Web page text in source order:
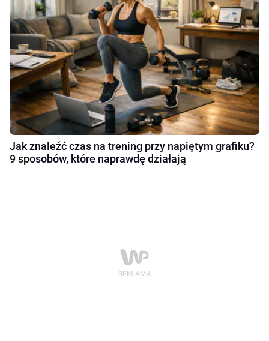
Jak znaleźć czas na trening przy napiętym grafiku?
9 sposobów, które naprawdę działają